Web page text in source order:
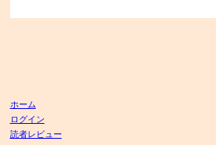
ホーム
ログイン
読者レビュー